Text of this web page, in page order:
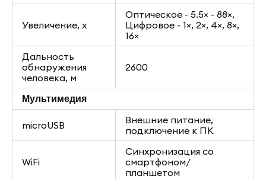
Увеличение, х
Оптическое - 5.5× - 88×,
Цифровое - 1×, 2×, 4×, 8×,
16×
Дальность
обнаружения
человека, м
2600
Мультимедия
microUSB
Внешние питание,
подключение к ПК
WiFi
Синхронизация со
смартфоном/
планшетом